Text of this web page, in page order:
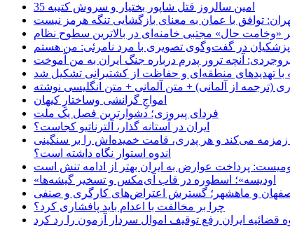
35 امین سالروز قتل شاپور بختیار و سروش کتیبه
توافق با عمان به معنای بازگشایی تنگه هرمز نیست
«وخامت حال» مجتبی خامنه‌ای در بالاترین سطوح نظام
آنچه ترور پدرم درباره جنگ ایران به من آموخت
با تهدیدهای منطقه‌ای و حفاظت از کشتیرانی تشکیل شد
(ترجمه از آلمانی) + متن آلمانی + متن انگلیسی نوشته
‌امواجِ گرانشی وساختارِ کیهان
فردای پیروزی؛ دشوارترین فصل یک ملت
ایران در آستانه گذار، آلترناتیو کجاست؟
می‌کند و هر پدری، قامت خمیده‌اش را بر سنگینی
اندوه استوار نگاه داشته است؟
پرداخت عوارض به ایران بهتر از ادامه تنش است
«اودیسه»؛ اسطوره در قاب آی‌مکس و تسخیر گیشه‌ها
و ماهشهر؛ گسترش اعتراض‌های کارگری و صنفی
چرا بر مخالفت با اعدام باید پافشاری کرد؟
قضائیه ایران رفع توقیف اموال سردار آزمون را رد کرد